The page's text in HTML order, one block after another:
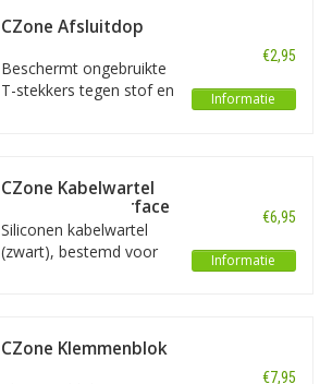
van het CZone NMEA
2000 netwerk.
CZone Afsluitdop
Beschermt ongebruikte
T-stekkers tegen stof en
netwerk.
€2,95
Informatie
CZone Kabelwartel
voor Signal Interface
(SI)
Siliconen kabelwartel
(zwart), bestemd voor
als u de SI koopt zonder
afdichting.
€6,95
Informatie
CZone Klemmenblok
€7,95